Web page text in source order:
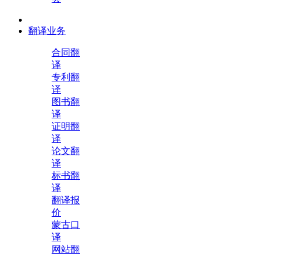
翻译业务
合同翻
译
专利翻
译
图书翻
译
证明翻
译
论文翻
译
标书翻
译
翻译报
价
蒙古口
译
网站翻